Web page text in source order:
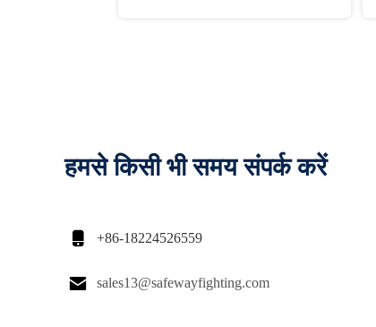
हमसे किसी भी समय संपर्क करें
 +86-18224526559
 sales13@safewayfighting.com